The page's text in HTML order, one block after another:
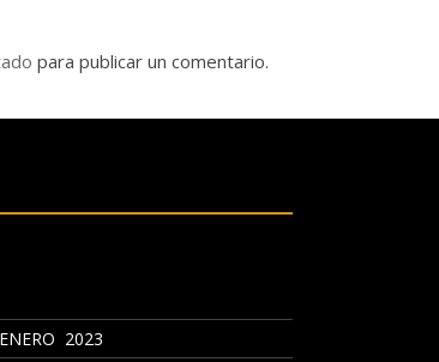
para publicar un comentario.
2023